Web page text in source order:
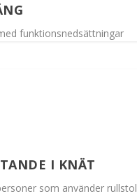
funktionsnedsättningar
I KNÄT
som använder rullstol